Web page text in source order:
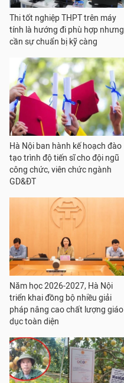
Thi tốt nghiệp THPT trên máy
tính là hướng đi phù hợp nhưng
cần sự chuẩn bị kỹ càng
Hà Nội ban hành kế hoạch đào
tạo trình độ tiến sĩ cho đội ngũ
công chức, viên chức ngành
GD&ĐT
Năm học 2026-2027, Hà Nội
triển khai đồng bộ nhiều giải
pháp nâng cao chất lượng giáo
dục toàn diện